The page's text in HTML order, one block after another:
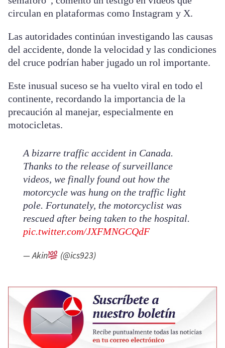
circulan en plataformas como Instagram y X.
Las autoridades continúan investigando las causas
del accidente, donde la velocidad y las condiciones
del cruce podrían haber jugado un rol importante.
Este inusual suceso se ha vuelto viral en todo el
continente, recordando la importancia de la
precaución al manejar, especialmente en
motocicletas.
A bizarre traffic accident in Canada.
Thanks to the release of surveillance
videos, we finally found out how the
motorcycle was hung on the traffic light
pole. Fortunately, the motorcyclist was
rescued after being taken to the hospital.
pic.twitter.com/JXFMNGCQdF
— Akin (@ics923)